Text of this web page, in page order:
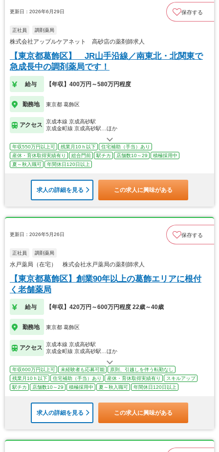
更新日：2026年6月29日 保存する
正社員 調剤薬局
株式会社アップルケアネット 高砂店の薬剤師求人
【東京都葛飾区】 JR山手沿線／南東北・北関東で
急成長中の調剤薬局です！
給与 【年収】400万円～580万円程度
勤務地 東京都 葛飾区
アクセス
京成本線 京成高砂駅
京成金町線 京成高砂駅…ほか
年収550万円以上可 残業月10ｈ以下
住宅補助（手当）あり
産休・育休取得実績有り
総合門前 駅チカ 店舗数10～29
積極採用中
夏～秋入職可
年間休日120日以上
求人の詳細を見る この求人に興味がある
更新日：2026年5月26日 保存する
正社員 調剤薬局
水戸薬局（在宅） 株式会社水戸薬局の薬剤師求人
【東京都葛飾区】創業90年以上の葛飾エリアに根付
く老舗薬局
給与 【年収】420万円～600万円程度 22歳～40歳
勤務地 東京都 葛飾区
アクセス
京成本線 京成高砂駅
京成金町線 京成高砂駅…ほか
年収600万円以上可 未経験者も応募可能
原則、引越しを伴う転勤なし
残業月10ｈ以下
住宅補助（手当）あり 産休・育休取得実績有り
スキルアップ
駅チカ
店舗数10～29 積極採用中 夏～秋入職可 年間休日120日以上
求人の詳細を見る この求人に興味がある